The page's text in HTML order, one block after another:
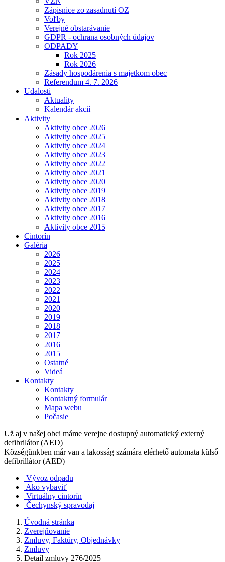
Zápisnice zo zasadnutí OZ
Voľby
Verejné obstarávanie
GDPR - ochrana osobných údajov
ODPADY
Rok 2025
Rok 2026
Zásady hospodárenia s majetkom obec
Referendum 4. 7. 2026
Udalosti
Aktuality
Kalendár akcií
Aktivity
Aktivity obce 2026
Aktivity obce 2025
Aktivity obce 2024
Aktivity obce 2023
Aktivity obce 2022
Aktivity obce 2021
Aktivity obce 2020
Aktivity obce 2019
Aktivity obce 2018
Aktivity obce 2017
Aktivity obce 2016
Aktivity obce 2015
Cintorín
Galéria
2026
2025
2024
2023
2022
2021
2020
2019
2018
2017
2016
2015
Ostatné
Videá
Kontakty
Kontakty
Kontaktný formulár
Mapa webu
Počasie
Už aj v našej obci máme verejne dostupný automatický externý
defibrilátor (AED)
Községünkben már van a lakosság számára elérhető automata külső
defibrillátor (AED)
Vývoz odpadu
Ako vybaviť
Virtuálny cintorín
Čechynský spravodaj
Úvodná stránka
Zverejňovanie
Zmluvy, Faktúry, Objednávky
Zmluvy
Detail zmluvy 276/2025